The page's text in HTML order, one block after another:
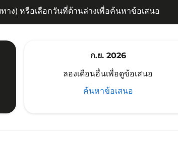
ง) หรือเลือกวันที่ด้านล่างเพื่อค้นหาข้อเสนอ
ก.ย. 2026
ลองเดือนอื่นเพื่อดูข้อเสนอ
ค้นหาข้อเสนอ
PQC–CJU: